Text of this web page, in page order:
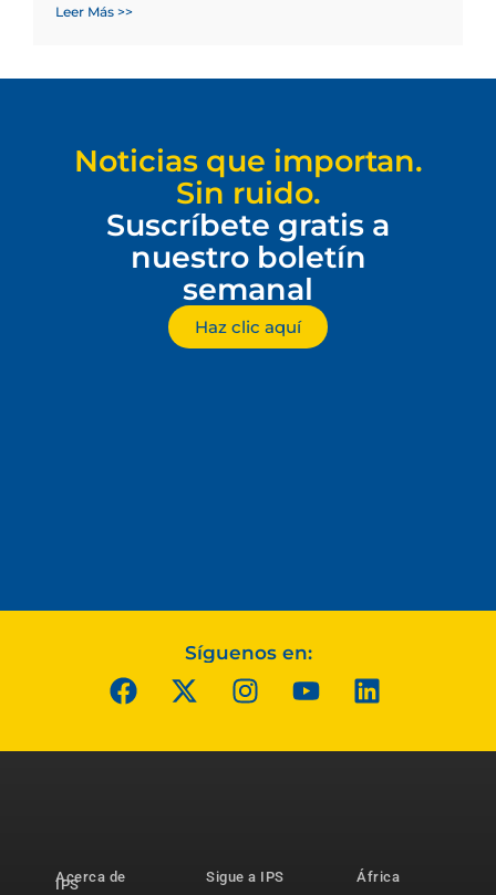
Leer Más >>
Noticias que importan.
Sin ruido.
Suscríbete gratis a
nuestro boletín
semanal
Haz clic aquí
Síguenos en:
Acerca de
IPS
Sigue a IPS
África